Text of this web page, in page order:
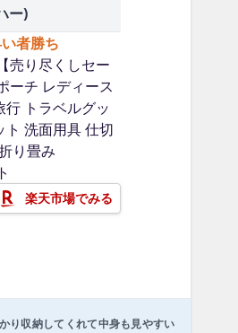
ー)
者勝ち
売り尽くしセー
ーチ レディース
トラベルグッ
ト 洗面用具 仕切
り畳み
楽天市場でみる
り収納してくれて中身も見やすい